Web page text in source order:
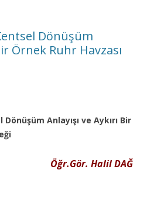
Dönüşüm
Örnek Ruhr Havzası
Anlayışı ve Aykırı Bir
Öğr.Gör. Halil DAĞ